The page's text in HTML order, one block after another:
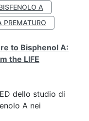
A
PREMATURO
to Bisphenol A:
the LIFE
dello studio di
A nei